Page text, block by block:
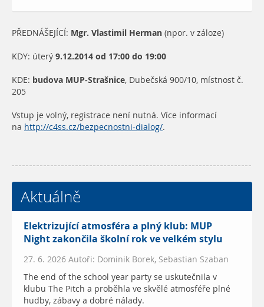
PŘEDNÁŠEJÍCÍ: Mgr. Vlastimil Herman (npor. v záloze)
KDY: úterý 9.12.2014 od 17:00 do 19:00
KDE: budova MUP-Strašnice, Dubečská 900/10, místnost č.
205
Vstup je volný, registrace není nutná. Více informací
na http://c4ss.cz/bezpecnostni-dialog/.
Aktuálně
Elektrizující atmosféra a plný klub: MUP
Night zakončila školní rok ve velkém stylu
27. 6. 2026 Autoři: Dominik Borek, Sebastian Szaban
The end of the school year party se uskutečnila v
klubu The Pitch a proběhla ve skvělé atmosféře plné
hudby, zábavy a dobré nálady.